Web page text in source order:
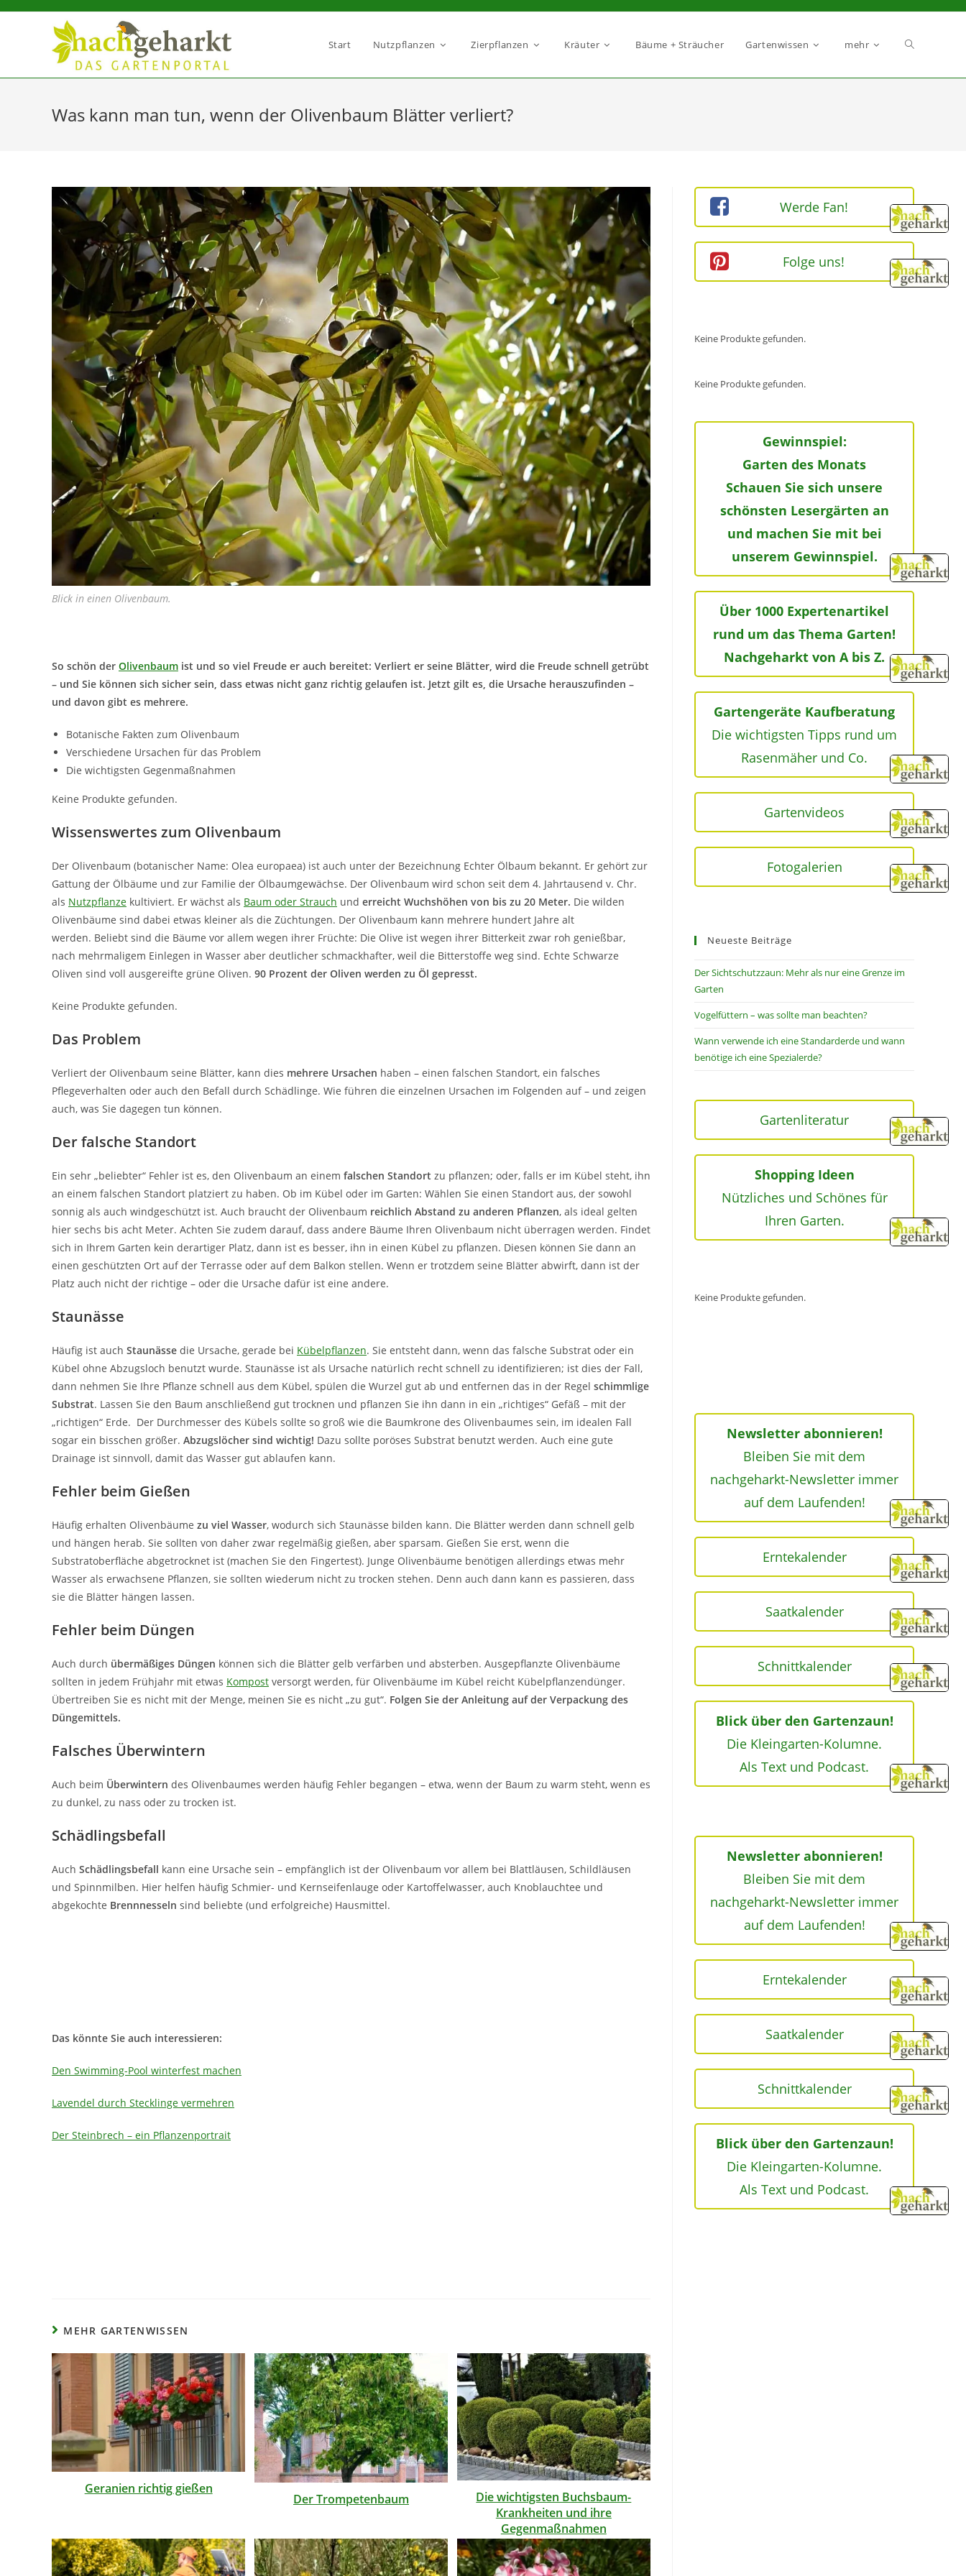
Sidebar-
Start Nutzpflanzen Zierpflanzen Kräuter Bäume + Sträucher Gartenwissen mehr
Was kann man tun, wenn der Olivenbaum Blätter verliert?
Blick in einen Olivenbaum.
So schön der Olivenbaum ist und so viel Freude er auch bereitet: Verliert er seine Blätter, wird die Freude schnell getrübt
– und Sie können sich sicher sein, dass etwas nicht ganz richtig gelaufen ist. Jetzt gilt es, die Ursache herauszufinden –
und davon gibt es mehrere.
Botanische Fakten zum Olivenbaum
Verschiedene Ursachen für das Problem
Die wichtigsten Gegenmaßnahmen
Keine Produkte gefunden.
Wissenswertes zum Olivenbaum
Der Olivenbaum (botanischer Name: Olea europaea) ist auch unter der Bezeichnung Echter Ölbaum bekannt. Er gehört zur
Gattung der Ölbäume und zur Familie der Ölbaumgewächse. Der Olivenbaum wird schon seit dem 4. Jahrtausend v. Chr.
als Nutzpflanze kultiviert. Er wächst als Baum oder Strauch und erreicht Wuchshöhen von bis zu 20 Meter. Die wilden
Olivenbäume sind dabei etwas kleiner als die Züchtungen. Der Olivenbaum kann mehrere hundert Jahre alt
werden. Beliebt sind die Bäume vor allem wegen ihrer Früchte: Die Olive ist wegen ihrer Bitterkeit zwar roh genießbar,
nach mehrmaligem Einlegen in Wasser aber deutlicher schmackhafter, weil die Bitterstoffe weg sind. Echte Schwarze
Oliven sind voll ausgereifte grüne Oliven. 90 Prozent der Oliven werden zu Öl gepresst.
Keine Produkte gefunden.
Das Problem
Verliert der OIivenbaum seine Blätter, kann dies mehrere Ursachen haben – einen falschen Standort, ein falsches
Pflegeverhalten oder auch den Befall durch Schädlinge. Wie führen die einzelnen Ursachen im Folgenden auf – und zeigen
auch, was Sie dagegen tun können.
Der falsche Standort
Ein sehr „beliebter“ Fehler ist es, den Olivenbaum an einem falschen Standort zu pflanzen; oder, falls er im Kübel steht, ihn
an einem falschen Standort platziert zu haben. Ob im Kübel oder im Garten: Wählen Sie einen Standort aus, der sowohl
sonnig als auch windgeschützt ist. Auch braucht der Olivenbaum reichlich Abstand zu anderen Pflanzen, als ideal gelten
hier sechs bis acht Meter. Achten Sie zudem darauf, dass andere Bäume Ihren Olivenbaum nicht überragen werden. Findet
sich in Ihrem Garten kein derartiger Platz, dann ist es besser, ihn in einen Kübel zu pflanzen. Diesen können Sie dann an
einen geschützten Ort auf der Terrasse oder auf dem Balkon stellen. Wenn er trotzdem seine Blätter abwirft, dann ist der
Platz auch nicht der richtige – oder die Ursache dafür ist eine andere.
Staunässe
Häufig ist auch Staunässe die Ursache, gerade bei Kübelpflanzen. Sie entsteht dann, wenn das falsche Substrat oder ein
Kübel ohne Abzugsloch benutzt wurde. Staunässe ist als Ursache natürlich recht schnell zu identifizieren; ist dies der Fall,
dann nehmen Sie Ihre Pflanze schnell aus dem Kübel, spülen die Wurzel gut ab und entfernen das in der Regel schimmlige
Substrat. Lassen Sie den Baum anschließend gut trocknen und pflanzen Sie ihn dann in ein „richtiges“ Gefäß – mit der
„richtigen“ Erde. Der Durchmesser des Kübels sollte so groß wie die Baumkrone des Olivenbaumes sein, im idealen Fall
sogar ein bisschen größer. Abzugslöcher sind wichtig! Dazu sollte poröses Substrat benutzt werden. Auch eine gute
Drainage ist sinnvoll, damit das Wasser gut ablaufen kann.
Fehler beim Gießen
Häufig erhalten Olivenbäume zu viel Wasser, wodurch sich Staunässe bilden kann. Die Blätter werden dann schnell gelb
und hängen herab. Sie sollten von daher zwar regelmäßig gießen, aber sparsam. Gießen Sie erst, wenn die
Substratoberfläche abgetrocknet ist (machen Sie den Fingertest). Junge Olivenbäume benötigen allerdings etwas mehr
Wasser als erwachsene Pflanzen, sie sollten wiederum nicht zu trocken stehen. Denn auch dann kann es passieren, dass
sie die Blätter hängen lassen.
Fehler beim Düngen
Auch durch übermäßiges Düngen können sich die Blätter gelb verfärben und absterben. Ausgepflanzte Olivenbäume
sollten in jedem Frühjahr mit etwas Kompost versorgt werden, für Olivenbäume im Kübel reicht Kübelpflanzendünger.
Übertreiben Sie es nicht mit der Menge, meinen Sie es nicht „zu gut“. Folgen Sie der Anleitung auf der Verpackung des
Düngemittels.
Falsches Überwintern
Auch beim Überwintern des Olivenbaumes werden häufig Fehler begangen – etwa, wenn der Baum zu warm steht, wenn es
zu dunkel, zu nass oder zu trocken ist.
Schädlingsbefall
Auch Schädlingsbefall kann eine Ursache sein – empfänglich ist der Olivenbaum vor allem bei Blattläusen, Schildläusen
und Spinnmilben. Hier helfen häufig Schmier- und Kernseifenlauge oder Kartoffelwasser, auch Knoblauchtee und
abgekochte Brennnesseln sind beliebte (und erfolgreiche) Hausmittel.
Das könnte Sie auch interessieren:
Den Swimming-Pool winterfest machen
Lavendel durch Stecklinge vermehren
Der Steinbrech – ein Pflanzenportrait
MEHR GARTENWISSEN
Geranien richtig gießen
Der Trompetenbaum
Die wichtigsten Buchsbaum-
Krankheiten und ihre
Gegenmaßnahmen
Werde Fan!
Folge uns!
Keine Produkte gefunden.
Keine Produkte gefunden.
Gewinnspiel:
Garten des Monats
Schauen Sie sich unsere
schönsten Lesergärten an
und machen Sie mit bei
unserem Gewinnspiel.
Über 1000 Expertenartikel
rund um das Thema Garten!
Nachgeharkt von A bis Z.
Gartengeräte Kaufberatung
Die wichtigsten Tipps rund um
Rasenmäher und Co.
Gartenvideos
Fotogalerien
Neueste Beiträge
Der Sichtschutzzaun: Mehr als nur eine Grenze im
Garten
Vogelfüttern – was sollte man beachten?
Wann verwende ich eine Standarderde und wann
benötige ich eine Spezialerde?
Gartenliteratur
Shopping Ideen
Nützliches und Schönes für
Ihren Garten.
Keine Produkte gefunden.
Newsletter abonnieren!
Bleiben Sie mit dem
nachgeharkt-Newsletter immer
auf dem Laufenden!
Erntekalender
Saatkalender
Schnittkalender
Blick über den Gartenzaun!
Die Kleingarten-Kolumne.
Als Text und Podcast.
Newsletter abonnieren!
Bleiben Sie mit dem
nachgeharkt-Newsletter immer
auf dem Laufenden!
Erntekalender
Saatkalender
Schnittkalender
Blick über den Gartenzaun!
Die Kleingarten-Kolumne.
Als Text und Podcast.